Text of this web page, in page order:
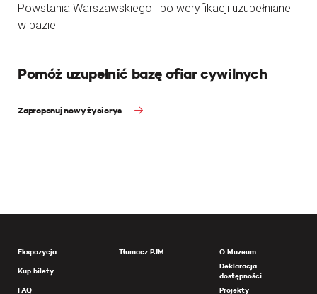
Powstania Warszawskiego i po weryfikacji uzupełniane
w bazie
Pomóż uzupełnić bazę ofiar cywilnych
Zaproponuj nowy życiorys
Ekspozycja
Kup bilety
FAQ
Tłumacz PJM
O Muzeum
Deklaracja
dostępności
Projekty